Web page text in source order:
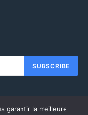
SUBSCRIBE
garantir la meilleure